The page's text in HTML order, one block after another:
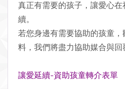
真正有需要的孩子，讓愛心
續。
若您身邊有需要協助的孩童
料，我們將盡力協助媒合與回
讓愛延續-資助孩童轉介表單